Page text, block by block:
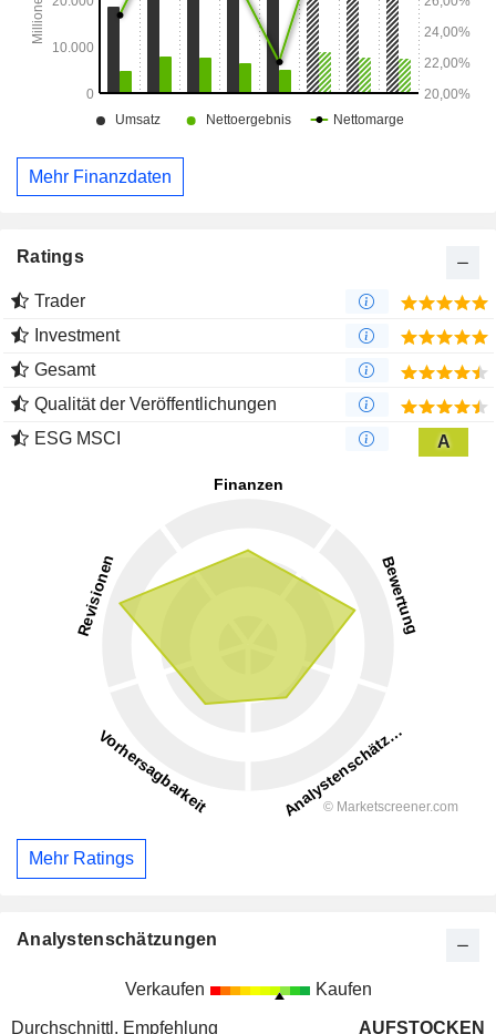
Mehr Finanzdaten
Ratings
Trader
Investment
Gesamt
Qualität der Veröffentlichungen
ESG MSCI
A
Mehr Ratings
Analystenschätzungen
Verkaufen Kaufen
Durchschnittl. Empfehlung
AUFSTOCKEN